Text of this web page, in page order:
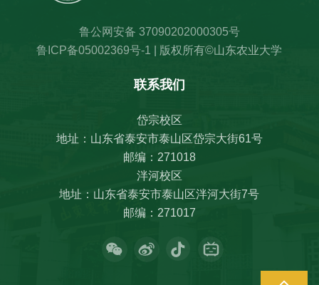
鲁公网安备 37090202000305号
鲁ICP备05002369号-1 | 版权所有©山东农业大学
联系我们
岱宗校区
地址：山东省泰安市泰山区岱宗大街61号
邮编：271018
泮河校区
地址：山东省泰安市泰山区泮河大街7号
邮编：271017